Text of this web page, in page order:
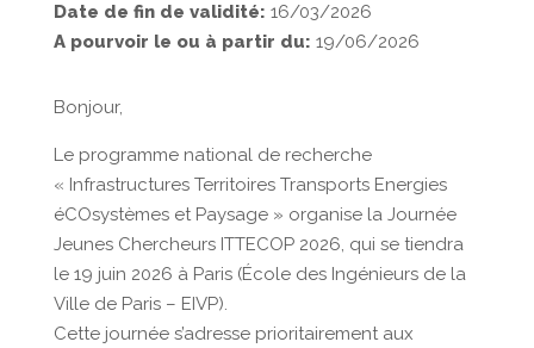
Date de fin de validité: 16/03/2026
A pourvoir le ou à partir du: 19/06/2026
Bonjour,
Le programme national de recherche
« Infrastructures Territoires Transports Energies
éCOsystèmes et Paysage » organise la Journée
Jeunes Chercheurs ITTECOP 2026, qui se tiendra
le 19 juin 2026 à Paris (École des Ingénieurs de la
Ville de Paris – EIVP).
Cette journée s’adresse prioritairement aux